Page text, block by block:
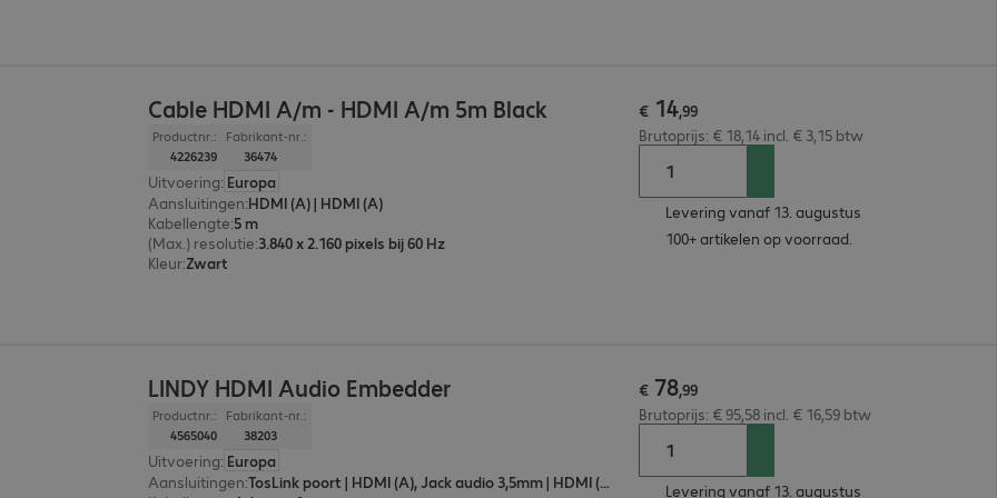
Cable HDMI A/m - HDMI A/m 5m Black
Productnr.:
4226239
Fabrikant-nr.:
36474
Uitvoering: Europa
Aansluitingen:HDMI (A) | HDMI (A)
Kabellengte:5 m
(Max.) resolutie:3.840 x 2.160 pixels bij 60 Hz
Kleur:Zwart
€ 14,99
Brutoprijs: € 18,14 incl. € 3,15 btw
Levering vanaf 13. augustus
100+ artikelen op voorraad.
LINDY HDMI Audio Embedder
Productnr.:
4565040
Fabrikant-nr.:
38203
Uitvoering: Europa
Aansluitingen:
TosLink poort | HDMI (A), Jack audio 3,5mm | HDMI (A)
€ 78,99
Brutoprijs: € 95,58 incl. € 16,59 btw
Levering vanaf 13. augustus